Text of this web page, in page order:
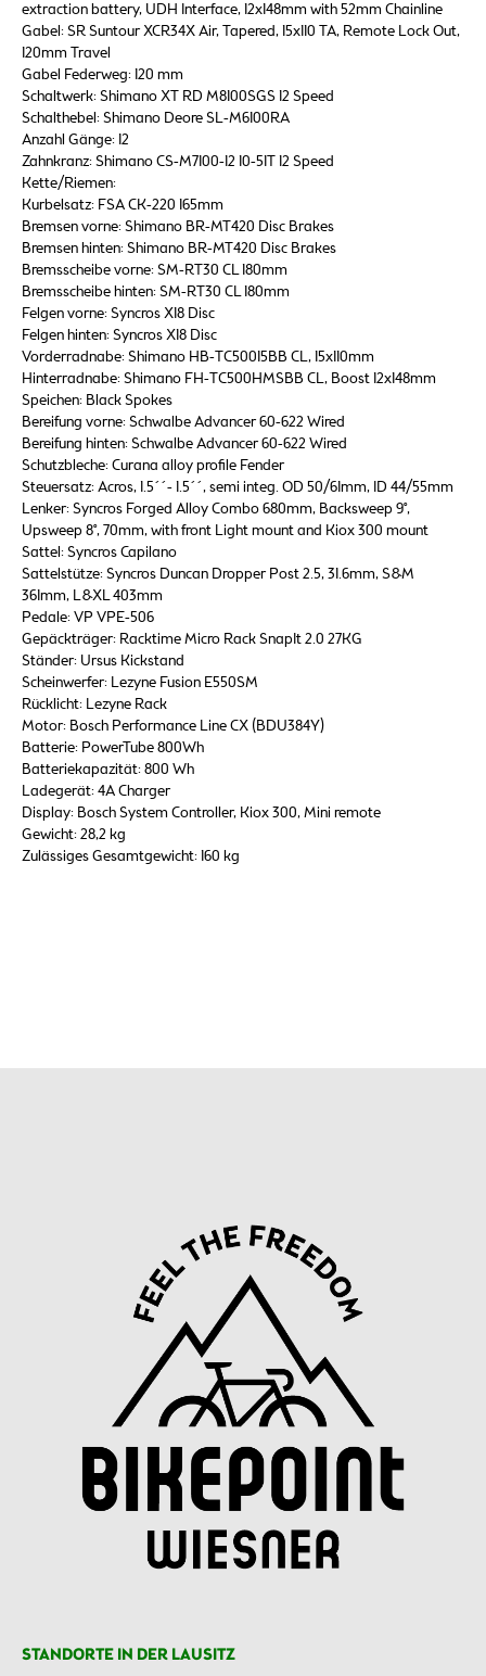
extraction battery, UDH Interface, 12x148mm with 52mm Chainline
Gabel: SR Suntour XCR34X Air, Tapered, 15x110 TA, Remote Lock Out,
120mm Travel
Gabel Federweg: 120 mm
Schaltwerk: Shimano XT RD M8100SGS 12 Speed
Schalthebel: Shimano Deore SL-M6100RA
Anzahl Gänge: 12
Zahnkranz: Shimano CS-M7100-12 10-51T 12 Speed
Kette/Riemen:
Kurbelsatz: FSA CK-220 165mm
Bremsen vorne: Shimano BR-MT420 Disc Brakes
Bremsen hinten: Shimano BR-MT420 Disc Brakes
Bremsscheibe vorne: SM-RT30 CL 180mm
Bremsscheibe hinten: SM-RT30 CL 180mm
Felgen vorne: Syncros X18 Disc
Felgen hinten: Syncros X18 Disc
Vorderradnabe: Shimano HB-TC50015BB CL, 15x110mm
Hinterradnabe: Shimano FH-TC500HMSBB CL, Boost 12x148mm
Speichen: Black Spokes
Bereifung vorne: Schwalbe Advancer 60-622 Wired
Bereifung hinten: Schwalbe Advancer 60-622 Wired
Schutzbleche: Curana alloy profile Fender
Steuersatz: Acros, 1.5´´- 1.5´´, semi integ. OD 50/61mm, ID 44/55mm
Lenker: Syncros Forged Alloy Combo 680mm, Backsweep 9°,
Upsweep 8°, 70mm, with front Light mount and Kiox 300 mount
Sattel: Syncros Capilano
Sattelstütze: Syncros Duncan Dropper Post 2.5, 31.6mm, S&M
361mm, L&XL 403mm
Pedale: VP VPE-506
Gepäckträger: Racktime Micro Rack SnapIt 2.0 27KG
Ständer: Ursus Kickstand
Scheinwerfer: Lezyne Fusion E550SM
Rücklicht: Lezyne Rack
Motor: Bosch Performance Line CX (BDU384Y)
Batterie: PowerTube 800Wh
Batteriekapazität: 800 Wh
Ladegerät: 4A Charger
Display: Bosch System Controller, Kiox 300, Mini remote
Gewicht: 28,2 kg
Zulässiges Gesamtgewicht: 160 kg
STANDORTE IN DER LAUSITZ